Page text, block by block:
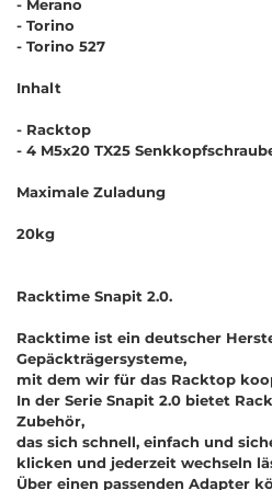
- Merano
- Torino
- Torino 527
Inhalt
- Racktop
- 4 M5x20 TX25
Maximale Zuladung
20kg
Racktime Snapit 2.0.
Racktime ist ein deutscher
Gepäckträgersysteme,
mit dem wir für das Racktop
In der Serie Snapit 2.0 bietet
Zubehör,
das sich schnell, einfach und
klicken und jederzeit wechseln
Über einen passenden Adapter